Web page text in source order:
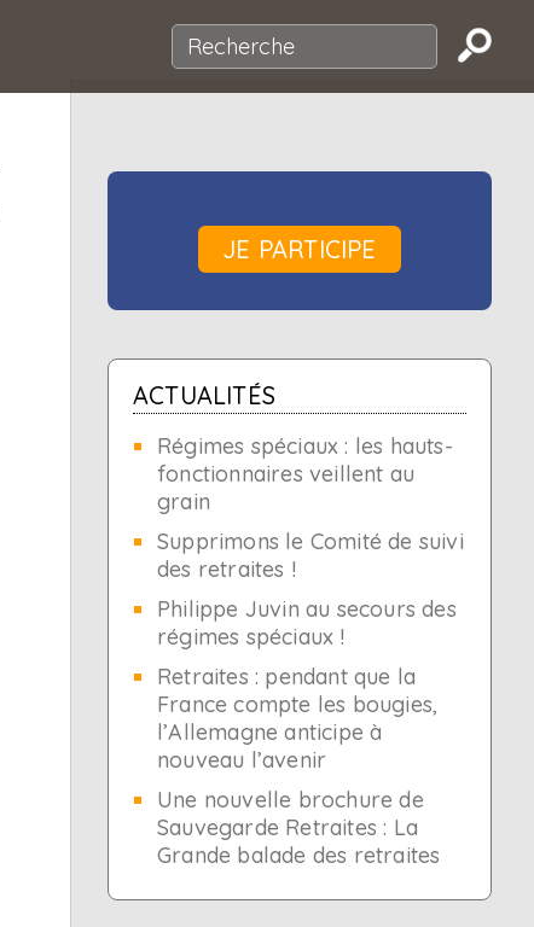
JE PARTICIPE
ACTUALITÉS
Régimes spéciaux : les hauts-
fonctionnaires veillent au
grain
Supprimons le Comité de suivi
des retraites !
Philippe Juvin au secours des
régimes spéciaux !
Retraites : pendant que la
France compte les bougies,
l’Allemagne anticipe à
nouveau l’avenir
Une nouvelle brochure de
Sauvegarde Retraites : La
Grande balade des retraites